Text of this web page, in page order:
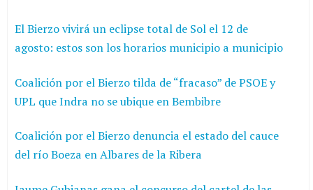
El Bierzo vivirá un eclipse total de Sol el 12 de
agosto: estos son los horarios municipio a municipio
Coalición por el Bierzo tilda de “fracaso” de PSOE y
UPL que Indra no se ubique en Bembibre
Coalición por el Bierzo denuncia el estado del cauce
del río Boeza en Albares de la Ribera